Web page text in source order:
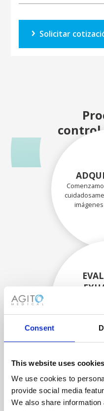
Consent
This website uses cookies
We use cookies to
provide social media
We also share
Solicitar
control
y sus
CON
Las